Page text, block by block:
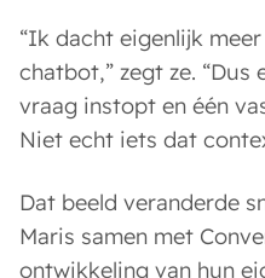
“Ik dacht eigenlijk
chatbot,” zegt ze. “Dus
vraag instopt en één
Niet echt iets dat
Dat beeld veranderde
Maris samen met
ontwikkeling van hun